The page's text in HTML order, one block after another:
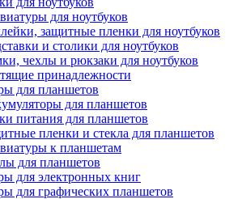
для ноутбуков
защитные пленки для ноутбуков
и столики для ноутбуков
чехлы и рюкзаки для ноутбуков
принадлежности
для планшетов
для планшетов
питания для планшетов
пленки и стекла для планшетов
к планшетам
для планшетов
для электронных книг
для графических планшетов